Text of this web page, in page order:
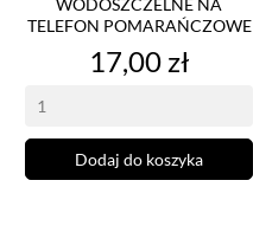
WODOSZCZELNE NA
TELEFON POMARAŃCZOWE
Cena
17,00 zł
Dodaj do koszyka